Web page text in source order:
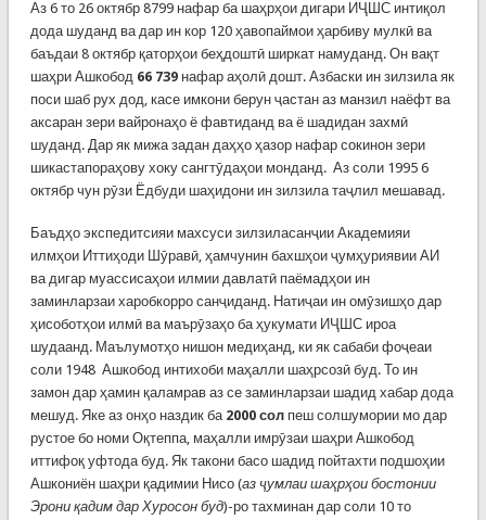
Аз 6 то 26 октябр 8799 нафар ба шаҳрҳои дигари ИҶШС интиқол
дода шуданд ва дар ин кор 120 ҳавопаймои ҳарбиву мулкӣ ва
баъдаи 8 октябр қаторҳои беҳдоштӣ ширкат намуданд. Он вақт
шаҳри Ашкобод 66 739нафар аҳолӣ дошт. Азбаски ин зилзила як
поси шаб рух дод, касе имкони берун ҷастан аз манзил наёфт ва
аксаран зери вайронаҳо ё фавтиданд ва ё шадидан захмӣ
шуданд. Дар як мижа задан даҳҳо ҳазор нафар сокинон зери
шикастапораҳову хоку сангтӯдаҳои монданд. Аз соли 1995 6
октябр чун рӯзи Ёдбуди шаҳидони ин зилзила таҷлил мешавад.
Баъдҳо экспедитсияи махсуси зилзиласанҷии Академияи
илмҳои Иттиҳоди Шӯравӣ, ҳамчунин бахшҳои ҷумҳуриявии АИ
ва дигар муассисаҳои илмии давлатӣ паёмадҳои ин
заминларзаи харобкорро санҷиданд. Натиҷаи ин омӯзишҳо дар
ҳисоботҳои илмӣ ва маърӯзаҳо ба ҳукумати ИҶШС ироа
шудаанд. Маълумотҳо нишон медиҳанд, ки як сабаби фоҷеаи
соли 1948 Ашкобод интихоби маҳалли шаҳрсозӣ буд. То ин
замон дар ҳамин қаламрав аз се заминларзаи шадид хабар дода
мешуд. Яке аз онҳо наздик ба 2000 солпеш солшумории мо дар
рустое бо номи Оқтеппа, маҳалли имрӯзаи шаҳри Ашкобод
иттифоқ уфтода буд. Як такони басо шадид пойтахти подшоҳии
Ашкониён шаҳри қадимии Нисо (аз ҷумлаи шаҳрҳои бостонии
Эрони қадим дар Хуросон буд)-ро тахминан дар соли 10 то